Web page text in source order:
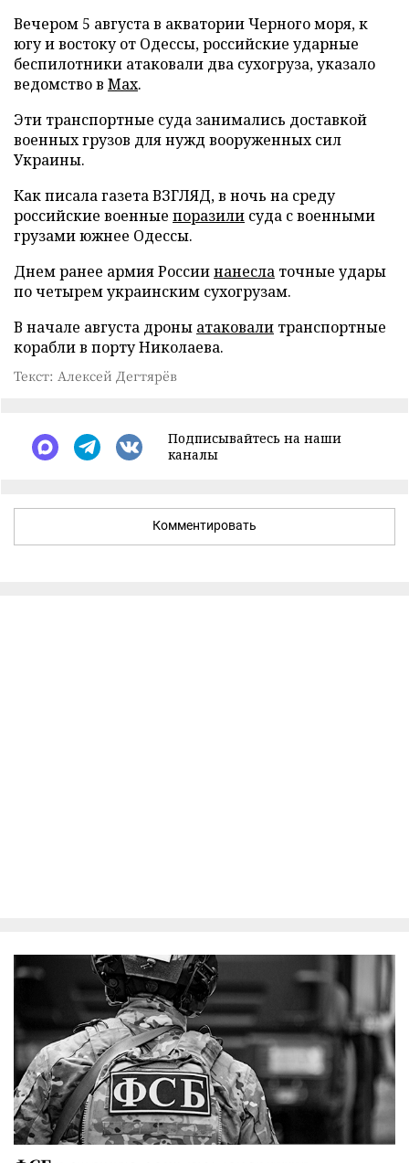
Вечером 5 августа в акватории Черного моря, к
югу и востоку от Одессы, российские ударные
беспилотники атаковали два сухогруза, указало
ведомство в Max.
Эти транспортные суда занимались доставкой
военных грузов для нужд вооруженных сил
Украины.
Как писала газета ВЗГЛЯД, в ночь на среду
российские военные поразили суда с военными
грузами южнее Одессы.
Днем ранее армия Россиинанесла точные удары
по четырем украинским сухогрузам.
В начале августа дроны атаковали транспортные
корабли в порту Николаева.
Текст: Алексей Дегтярёв
Подписывайтесь на наши
каналы
Комментировать